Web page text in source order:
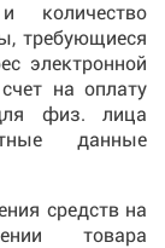
количество
требующиеся
электронной
на оплату
физ. лица
данные
средств на
товара